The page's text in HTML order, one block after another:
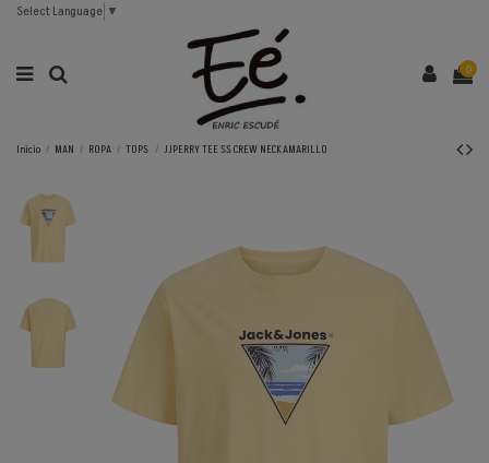
Select Language ▼
0
Inicio MAN ROPA TOPS JJPERRY TEE SS CREW NECK AMARILLO